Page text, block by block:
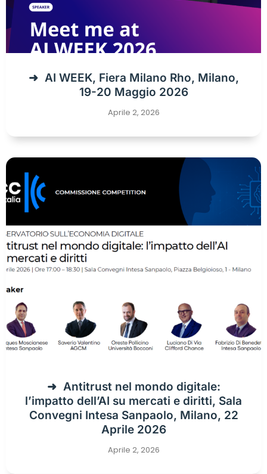
AI WEEK, Fiera Milano Rho, Milano,
19-20 Maggio 2026
Aprile 2, 2026
Antitrust nel mondo digitale:
l’impatto dell’AI su mercati e diritti, Sala
Convegni Intesa Sanpaolo, Milano, 22
Aprile 2026
Aprile 2, 2026